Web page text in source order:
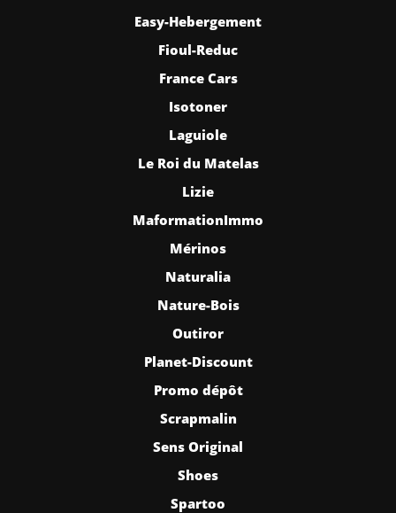
Easy-Hebergement
Fioul-Reduc
France Cars
Isotoner
Laguiole
Le Roi du Matelas
Lizie
MaformationImmo
Mérinos
Naturalia
Nature-Bois
Outiror
Planet-Discount
Promo dépôt
Scrapmalin
Sens Original
Shoes
Spartoo